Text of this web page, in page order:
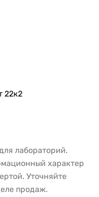
22к2
лабораторий.
характер
Уточняйте
продаж.